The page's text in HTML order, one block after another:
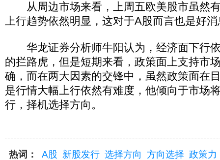
从周边市场来看，上周五欧美股市虽然
上行趋势依然明显，这对于A股而言也是好
华龙证券分析师牛阳认为，经济面下行
的拦路虎，但是短期来看，政策面上支持市
确，而在两大因素的交锋中，虽然政策面在
是行情大幅上行依然有难度，他倾向于市场
行，择机选择方向。
热词： A股 新股发行 选择方向 方向选择 政策力